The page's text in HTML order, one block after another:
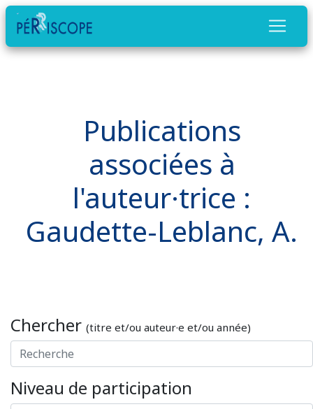
Publications
associées à
l'auteur·trice :
Gaudette-Leblanc, A.
Chercher (titre et/ou auteur·e et/ou année)
Niveau de participation